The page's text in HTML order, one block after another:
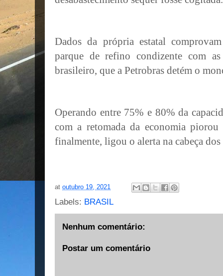
Dados da própria estatal
parque de refino condizente com as
brasileiro, que a Petrobras detém o
Operando entre 75% e 80% da
com a retomada da economia
finalmente, ligou o alerta na cabeça dos
at outubro 19, 2021
Labels: BRASIL
Nenhum comentário:
Postar um comentário